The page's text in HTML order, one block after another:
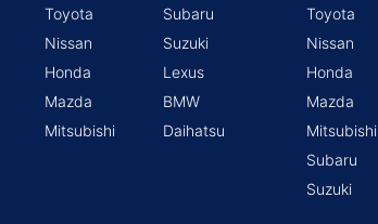
Toyota
Nissan
Honda
Mazda
Mitsubishi
Subaru
Suzuki
Lexus
BMW
Daihatsu
Toyota
Nissan
Honda
Mazda
Mitsubishi
Subaru
Suzuki